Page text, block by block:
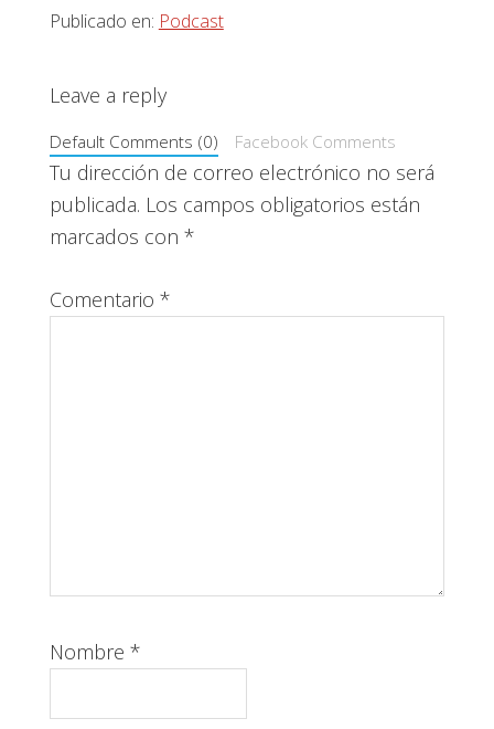
Publicado en: Podcast
Interacciones
con
los
lectores
Leave a reply
Default Comments (0) Facebook Comments
Tu dirección de correo electrónico no será
publicada. Los campos obligatorios están
marcados con *
Comentario *
Nombre *